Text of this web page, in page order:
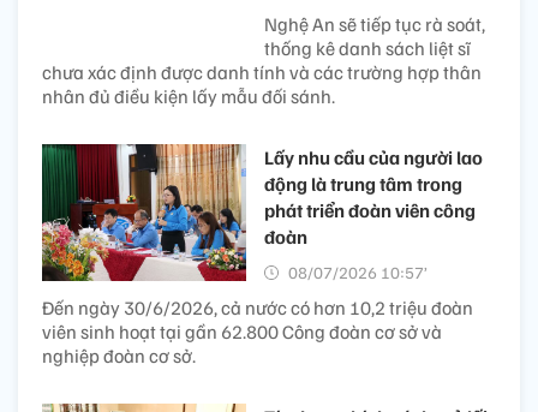
Nghệ An sẽ tiếp tục rà soát,
thống kê danh sách liệt sĩ
chưa xác định được danh tính và các trường hợp thân
nhân đủ điều kiện lấy mẫu đối sánh.
Lấy nhu cầu của người lao
động là trung tâm trong
phát triển đoàn viên công
đoàn
08/07/2026 10:57’
Đến ngày 30/6/2026, cả nước có hơn 10,2 triệu đoàn
viên sinh hoạt tại gần 62.800 Công đoàn cơ sở và
nghiệp đoàn cơ sở.